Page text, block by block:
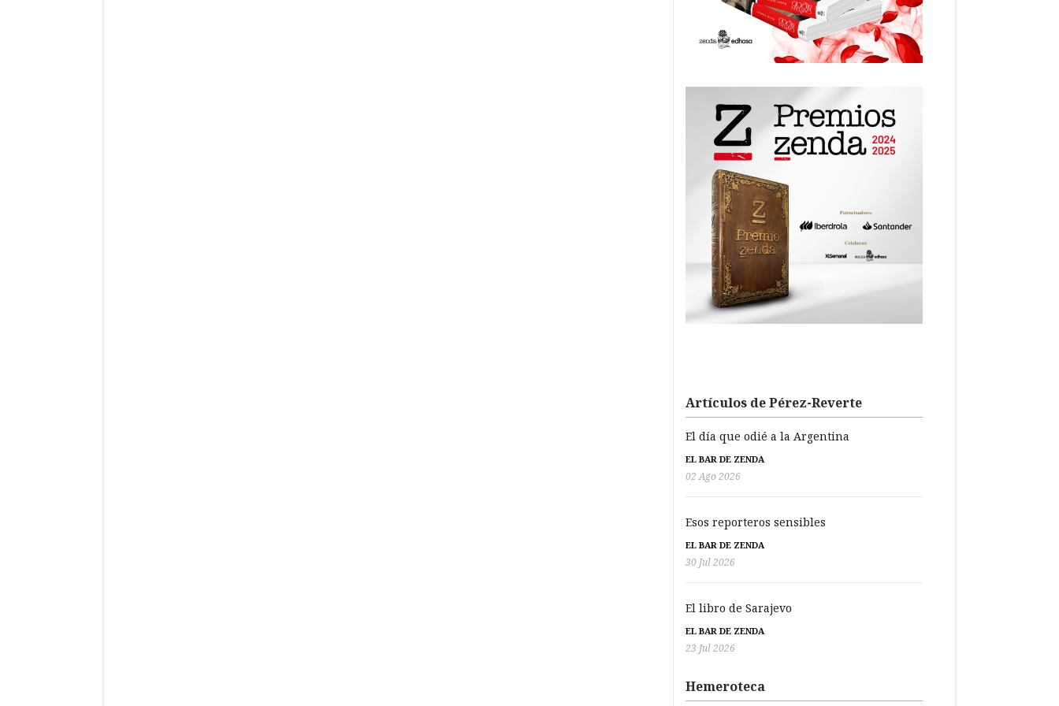
Artículos de Pérez-Reverte
El día que odié a la Argentina
EL BAR DE ZENDA
02 Ago 2026
Esos reporteros sensibles
EL BAR DE ZENDA
30 Jul 2026
El libro de Sarajevo
EL BAR DE ZENDA
23 Jul 2026
Hemeroteca